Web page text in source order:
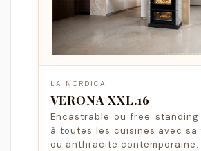
LA NORDICA
VERONA XXL.16
Encastrable ou free
à toutes les cuisines avec sa
ou anthracite contemporaine.